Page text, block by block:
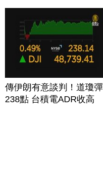
傳伊朗有意談判！道瓊彈
238點 台積電ADR收高